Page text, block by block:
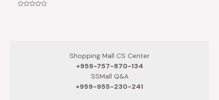
Shopping Mall CS Center
+959-757-870-134
SSMall Q&A
+959-955-230-241